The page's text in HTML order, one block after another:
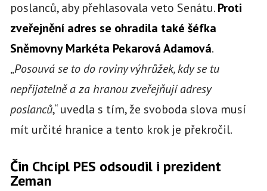
poslanců, aby přehlasovala veto Senátu.Proti
zveřejnění adres se ohradila také šéfka
Sněmovny Markéta Pekarová Adamová.
„Posouvá se to do roviny výhrůžek, kdy se tu
nepřijatelně a za hranou zveřejňují adresy
poslanců,“ uvedla s tím, že svoboda slova musí
mít určité hranice a tento krok je překročil.
Čin Chcípl PES odsoudil i prezident
Zeman